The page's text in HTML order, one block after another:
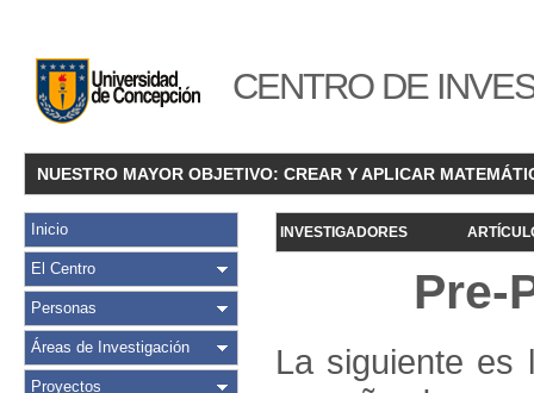
CENTRO DE
NUESTRO MAYOR OBJETIVO: CREAR Y APLICAR
Inicio
El Centro
Personas
Áreas de Investigación
Proyectos
INVESTIGADORES
Pre-
La siguiente es